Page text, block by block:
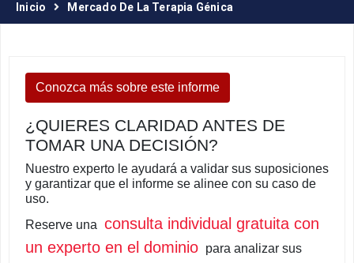
Inicio Mercado De La Terapia Génica
Conozca más sobre este informe
¿QUIERES CLARIDAD ANTES DE
TOMAR UNA DECISIÓN?
Nuestro experto le ayudará a validar sus suposiciones
y garantizar que el informe se alinee con su caso de
uso.
Reserve una consulta individual gratuita con
un experto en el dominio para analizar sus